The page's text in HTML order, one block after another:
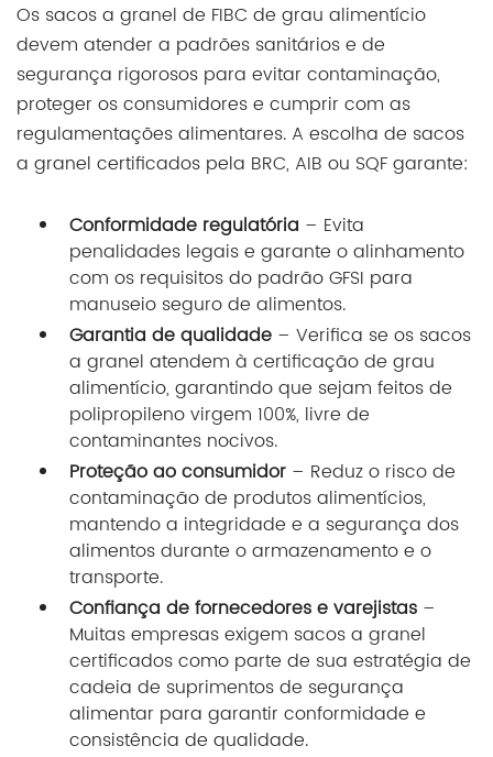
Os sacos a granel de FIBC de grau alimentício
devem atender a padrões sanitários e de
segurança rigorosos para evitar contaminação,
proteger os consumidores e cumprir com as
regulamentações alimentares. A escolha de sacos
a granel certificados pela BRC, AIB ou SQF garante:
Conformidade regulatória – Evita
penalidades legais e garante o alinhamento
com os requisitos do padrão GFSI para
manuseio seguro de alimentos.
Garantia de qualidade – Verifica se os sacos
a granel atendem à certificação de grau
alimentício, garantindo que sejam feitos de
polipropileno virgem 100%, livre de
contaminantes nocivos.
Proteção ao consumidor – Reduz o risco de
contaminação de produtos alimentícios,
mantendo a integridade e a segurança dos
alimentos durante o armazenamento e o
transporte.
Confiança de fornecedores e varejistas –
Muitas empresas exigem sacos a granel
certificados como parte de sua estratégia de
cadeia de suprimentos de segurança
alimentar para garantir conformidade e
consistência de qualidade.